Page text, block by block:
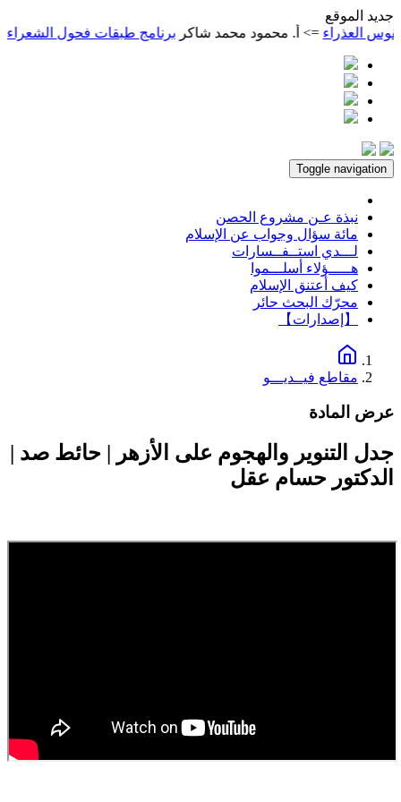
الموقع
برنامج طبقات فحول الشعراء=> العذراء=> أ. محمود محمد شاكر
Toggle navigation
نبذة عـن مشروع الحصن
مائة سؤال وجواب عن الإسلام
لـــدي استــفــسارات
هـــــؤلاء أسلـــموا
كيف أعتنق الإسلام
محرّك البحث حائر
【إصدارات】
مقاطع فيــديـــو
المادة
التنوير والهجوم على الأزهر | حائط صد |
حسام عقل